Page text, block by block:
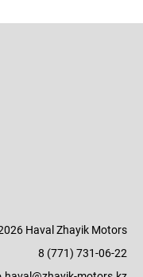
Haval Zhayik Motors
8 (771) 731-06-22